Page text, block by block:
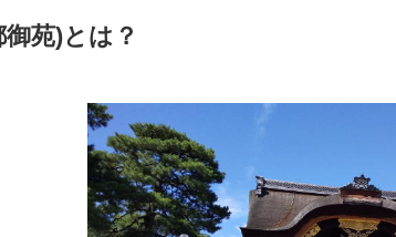
苑)とは？